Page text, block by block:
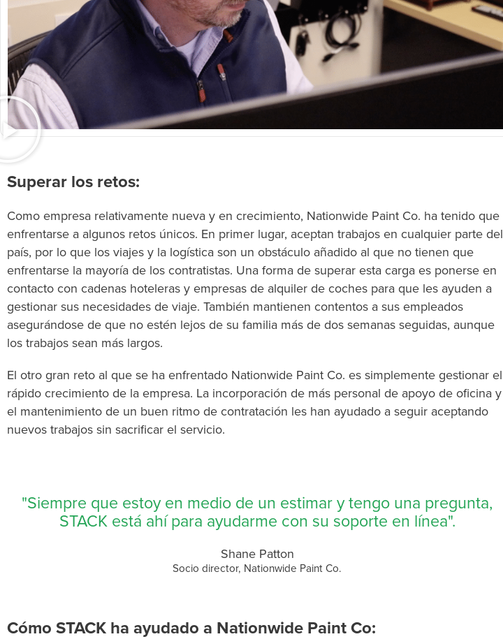
Superar los retos:
Como empresa relativamente nueva y en crecimiento, Nationwide Paint Co. ha tenido que
enfrentarse a algunos retos únicos. En primer lugar, aceptan trabajos en cualquier parte del
país, por lo que los viajes y la logística son un obstáculo añadido al que no tienen que
enfrentarse la mayoría de los contratistas. Una forma de superar esta carga es ponerse en
contacto con cadenas hoteleras y empresas de alquiler de coches para que les ayuden a
gestionar sus necesidades de viaje. También mantienen contentos a sus empleados
asegurándose de que no estén lejos de su familia más de dos semanas seguidas, aunque
los trabajos sean más largos.
El otro gran reto al que se ha enfrentado Nationwide Paint Co. es simplemente gestionar el
rápido crecimiento de la empresa. La incorporación de más personal de apoyo de oficina y
el mantenimiento de un buen ritmo de contratación les han ayudado a seguir aceptando
nuevos trabajos sin sacrificar el servicio.
"Siempre que estoy en medio de un estimar y tengo una pregunta,
STACK está ahí para ayudarme con su soporte en línea".
Shane Patton
Socio director, Nationwide Paint Co.
Cómo STACK ha ayudado a Nationwide Paint Co: